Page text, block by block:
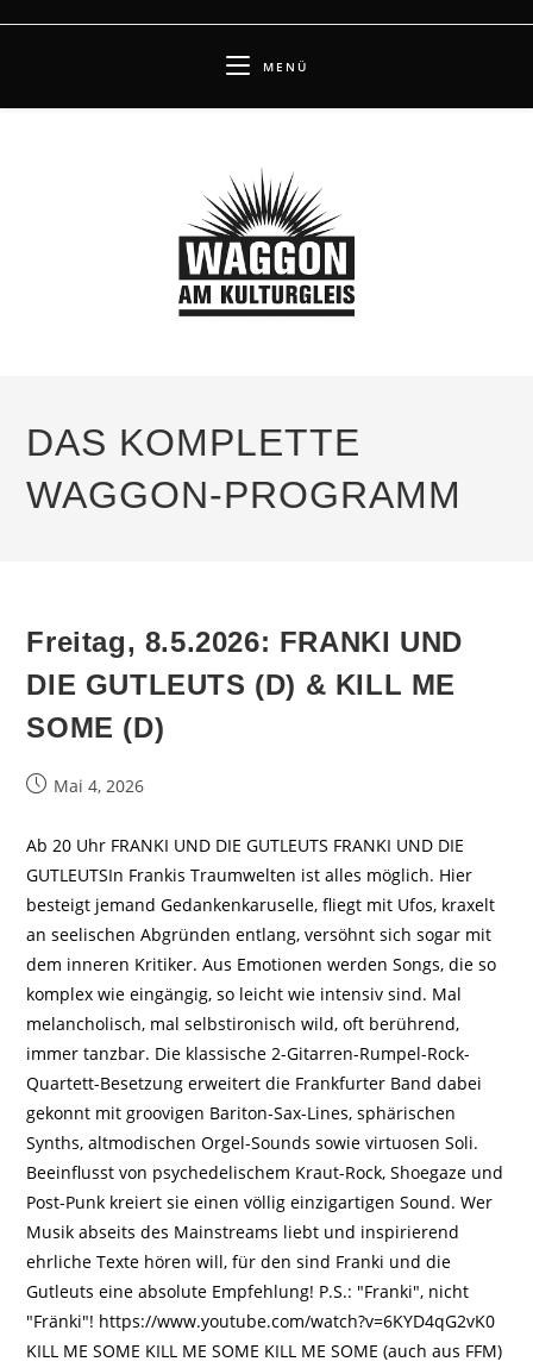
MENÜ
DAS KOMPLETTE
WAGGON-PROGRAMM
Freitag, 8.5.2026: FRANKI UND
DIE GUTLEUTS (D) & KILL ME
SOME (D)
BeitragMai 4, 2026
Ab 20 Uhr FRANKI UND DIE GUTLEUTS FRANKI UND DIE
GUTLEUTSIn Frankis Traumwelten ist alles möglich. Hier
besteigt jemand Gedankenkaruselle, fliegt mit Ufos, kraxelt
an seelischen Abgründen entlang, versöhnt sich sogar mit
dem inneren Kritiker. Aus Emotionen werden Songs, die so
komplex wie eingängig, so leicht wie intensiv sind. Mal
melancholisch, mal selbstironisch wild, oft berührend,
immer tanzbar. Die klassische 2-Gitarren-Rumpel-Rock-
Quartett-Besetzung erweitert die Frankfurter Band dabei
gekonnt mit groovigen Bariton-Sax-Lines, sphärischen
Synths, altmodischen Orgel-Sounds sowie virtuosen Soli.
Beeinflusst von psychedelischem Kraut-Rock, Shoegaze und
Post-Punk kreiert sie einen völlig einzigartigen Sound. Wer
Musik abseits des Mainstreams liebt und inspirierend
ehrliche Texte hören will, für den sind Franki und die
Gutleuts eine absolute Empfehlung! P.S.: "Franki", nicht
"Fränki"! https://www.youtube.com/watch?v=6KYD4qG2vK0
KILL ME SOME KILL ME SOME KILL ME SOME (auch aus FFM)